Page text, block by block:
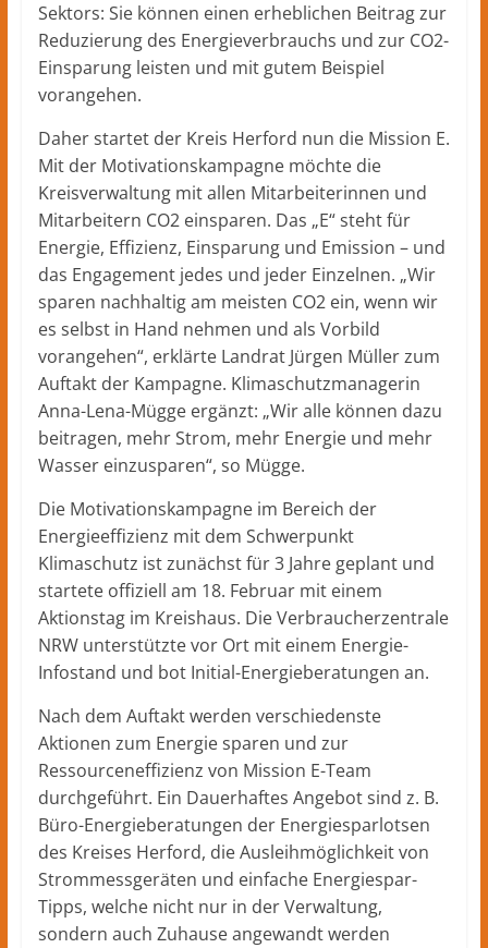
Kreis
Herford
Sektors: Sie können einen erheblichen Beitrag zur
Reduzierung des Energieverbrauchs und zur CO2-
Einsparung leisten und mit gutem Beispiel
vorangehen.
Daher startet der Kreis Herford nun die Mission E.
Mit der Motivationskampagne möchte die
Kreisverwaltung mit allen Mitarbeiterinnen und
Mitarbeitern CO2 einsparen. Das „E“ steht für
Energie, Effizienz, Einsparung und Emission – und
das Engagement jedes und jeder Einzelnen. „Wir
sparen nachhaltig am meisten CO2 ein, wenn wir
es selbst in Hand nehmen und als Vorbild
vorangehen“, erklärte Landrat Jürgen Müller zum
Auftakt der Kampagne. Klimaschutzmanagerin
Anna-Lena-Mügge ergänzt: „Wir alle können dazu
beitragen, mehr Strom, mehr Energie und mehr
Wasser einzusparen“, so Mügge.
Die Motivationskampagne im Bereich der
Energieeffizienz mit dem Schwerpunkt
Klimaschutz ist zunächst für 3 Jahre geplant und
startete offiziell am 18. Februar mit einem
Aktionstag im Kreishaus. Die Verbraucherzentrale
NRW unterstützte vor Ort mit einem Energie-
Infostand und bot Initial-Energieberatungen an.
Nach dem Auftakt werden verschiedenste
Aktionen zum Energie sparen und zur
Ressourceneffizienz von Mission E-Team
durchgeführt. Ein Dauerhaftes Angebot sind z. B.
Büro-Energieberatungen der Energiesparlotsen
des Kreises Herford, die Ausleihmöglichkeit von
Strommessgeräten und einfache Energiespar-
Tipps, welche nicht nur in der Verwaltung,
sondern auch Zuhause angewandt werden